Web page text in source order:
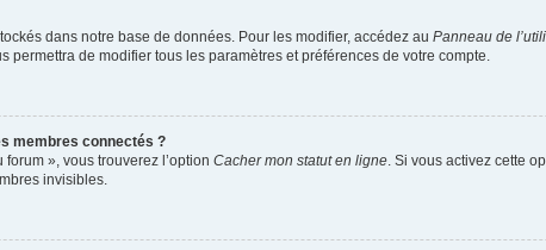
dans notre base de données. Pour les modifier, accédez au Panneau de
permettra de modifier tous les paramètres et préférences de votre compte.
membres connectés ?
», vous trouverez l’option Cacher mon statut en ligne. Si vous activez cette
invisibles.